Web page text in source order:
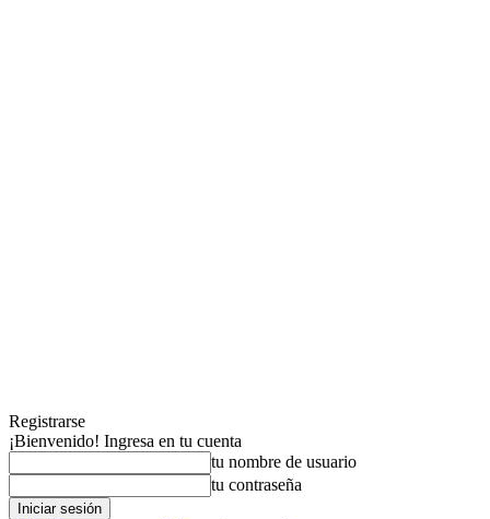
Registrarse
¡Bienvenido! Ingresa en tu cuenta
tu nombre de usuario
tu contraseña